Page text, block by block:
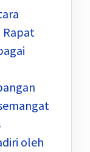
Rapat
oleh